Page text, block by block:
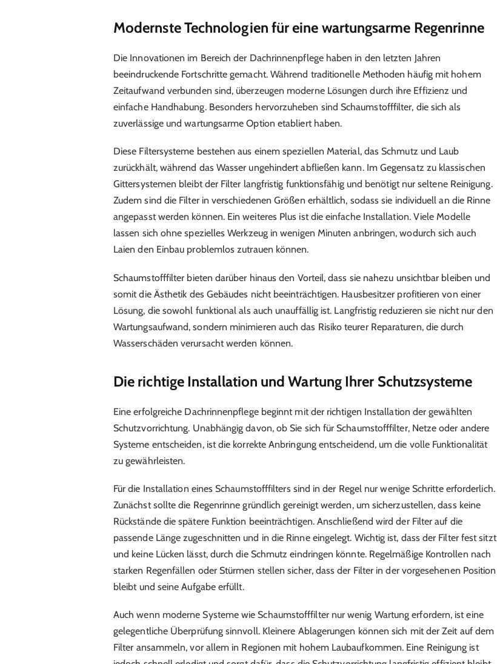
Modernste Technologien für eine wartungsarme Regenrinne
Die Innovationen im Bereich der Dachrinnenpflege haben in den letzten Jahren
beeindruckende Fortschritte gemacht. Während traditionelle Methoden häufig mit hohem
Zeitaufwand verbunden sind, überzeugen moderne Lösungen durch ihre Effizienz und
einfache Handhabung. Besonders hervorzuheben sind Schaumstofffilter, die sich als
zuverlässige und wartungsarme Option etabliert haben.
Diese Filtersysteme bestehen aus einem speziellen Material, das Schmutz und Laub
zurückhält, während das Wasser ungehindert abfließen kann. Im Gegensatz zu klassischen
Gittersystemen bleibt der Filter langfristig funktionsfähig und benötigt nur seltene Reinigung.
Zudem sind die Filter in verschiedenen Größen erhältlich, sodass sie individuell an die Rinne
angepasst werden können. Ein weiteres Plus ist die einfache Installation. Viele Modelle
lassen sich ohne spezielles Werkzeug in wenigen Minuten anbringen, wodurch sich auch
Laien den Einbau problemlos zutrauen können.
Schaumstofffilter bieten darüber hinaus den Vorteil, dass sie nahezu unsichtbar bleiben und
somit die Ästhetik des Gebäudes nicht beeinträchtigen. Hausbesitzer profitieren von einer
Lösung, die sowohl funktional als auch unauffällig ist. Langfristig reduzieren sie nicht nur den
Wartungsaufwand, sondern minimieren auch das Risiko teurer Reparaturen, die durch
Wasserschäden verursacht werden können.
Die richtige Installation und Wartung Ihrer Schutzsysteme
Eine erfolgreiche Dachrinnenpflege beginnt mit der richtigen Installation der gewählten
Schutzvorrichtung. Unabhängig davon, ob Sie sich für Schaumstofffilter, Netze oder andere
Systeme entscheiden, ist die korrekte Anbringung entscheidend, um die volle Funktionalität
zu gewährleisten.
Für die Installation eines Schaumstofffilters sind in der Regel nur wenige Schritte erforderlich.
Zunächst sollte die Regenrinne gründlich gereinigt werden, um sicherzustellen, dass keine
Rückstände die spätere Funktion beeinträchtigen. Anschließend wird der Filter auf die
passende Länge zugeschnitten und in die Rinne eingelegt. Wichtig ist, dass der Filter fest sitzt
und keine Lücken lässt, durch die Schmutz eindringen könnte. Regelmäßige Kontrollen nach
starken Regenfällen oder Stürmen stellen sicher, dass der Filter in der vorgesehenen Position
bleibt und seine Aufgabe erfüllt.
Auch wenn moderne Systeme wie Schaumstofffilter nur wenig Wartung erfordern, ist eine
gelegentliche Überprüfung sinnvoll. Kleinere Ablagerungen können sich mit der Zeit auf dem
Filter ansammeln, vor allem in Regionen mit hohem Laubaufkommen. Eine Reinigung ist